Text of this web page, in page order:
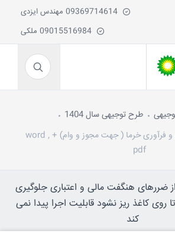
طرح توجیهی سال 1404
طرح توجیهی بسته بندی و فرآوری خرما ( جهت مجوز و وام) + word ,
pdf
ضررهای هنگفت مالی و اعتباری جلوگیری
روی کاغذ ریز نشود قابلیت اجرا پیدا نمی
کند